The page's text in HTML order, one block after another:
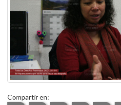
Compartir en: